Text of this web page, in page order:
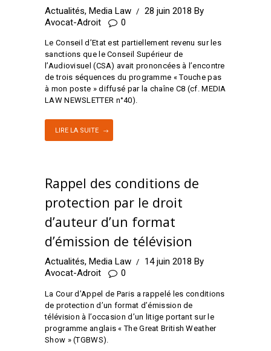
Actualités, Media Law 28 juin 2018 By
Avocat-Adroit
0
Le Conseil d’Etat est partiellement revenu sur les
sanctions que le Conseil Supérieur de
l’Audiovisuel (CSA) avait prononcées à l’encontre
de trois séquences du programme « Touche pas
à mon poste » diffusé par la chaîne C8 (cf. MEDIA
LAW NEWSLETTER n°40).
LIRE LA SUITE
Rappel des conditions de
protection par le droit
d’auteur d’un format
d’émission de télévision
Actualités, Media Law 14 juin 2018 By
Avocat-Adroit
0
La Cour d’Appel de Paris a rappelé les conditions
de protection d’un format d’émission de
télévision à l’occasion d’un litige portant sur le
programme anglais « The Great British Weather
Show » (TGBWS).